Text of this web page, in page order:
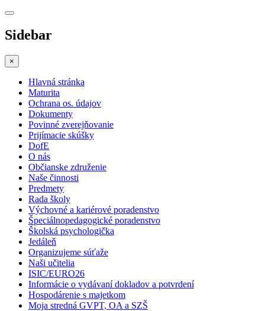
Sidebar
×
Hlavná stránka
Maturita
Ochrana os. údajov
Dokumenty
Povinné zverejňovanie
Prijímacie skúšky
DofE
O nás
Občianske združenie
Naše činnosti
Predmety
Rada školy
Výchovné a kariérové poradenstvo
Špeciálnopedagogické poradenstvo
Školská psychologička
Jedáleň
Organizujeme súťaže
Naši učitelia
ISIC/EURO26
Informácie o vydávaní dokladov a potvrdení
Hospodárenie s majetkom
Moja stredná GVPT, OA a SZŠ